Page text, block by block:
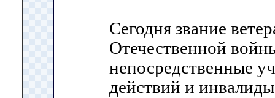
Сегодня звание
Отечественной
непосредственные
действий и